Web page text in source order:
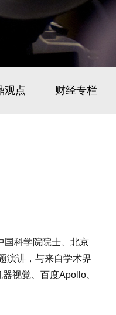
观点 财经专栏
国科学院院士、北京
演讲，与来自学术界
视觉、百度Apollo、